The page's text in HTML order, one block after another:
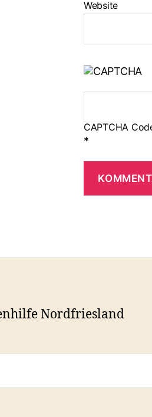
Website
CAPTCHA
*
Nordfriesland